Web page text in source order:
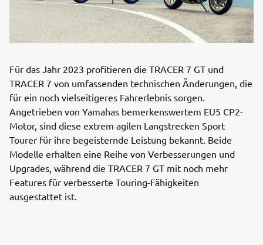
Für das Jahr 2023 profitieren die TRACER 7 GT und
TRACER 7 von umfassenden technischen Änderungen, die
für ein noch vielseitigeres Fahrerlebnis sorgen.
Angetrieben von Yamahas bemerkenswertem EU5 CP2-
Motor, sind diese extrem agilen Langstrecken Sport
Tourer für ihre begeisternde Leistung bekannt. Beide
Modelle erhalten eine Reihe von Verbesserungen und
Upgrades, während die TRACER 7 GT mit noch mehr
Features für verbesserte Touring-Fähigkeiten
ausgestattet ist.